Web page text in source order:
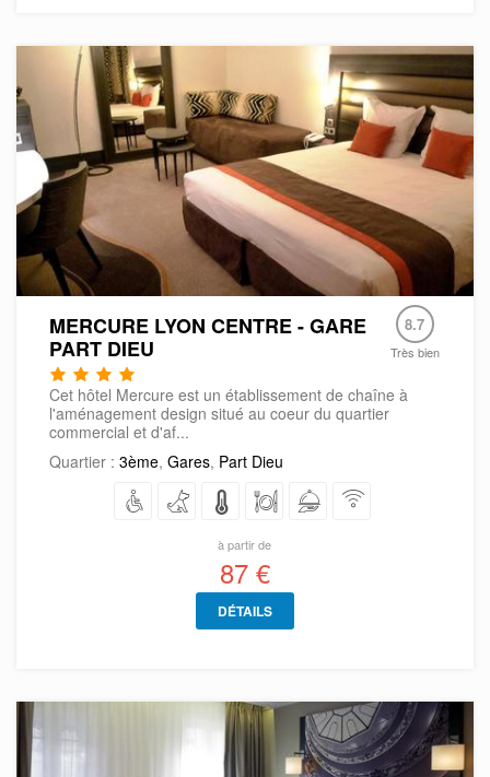
MERCURE LYON CENTRE - GARE
PART DIEU
8.7
Très bien
Cet hôtel Mercure est un établissement de chaîne à
l'aménagement design situé au coeur du quartier
commercial et d'af...
Quartier : 3ème, Gares, Part Dieu
à partir de
87 €
DÉTAILS